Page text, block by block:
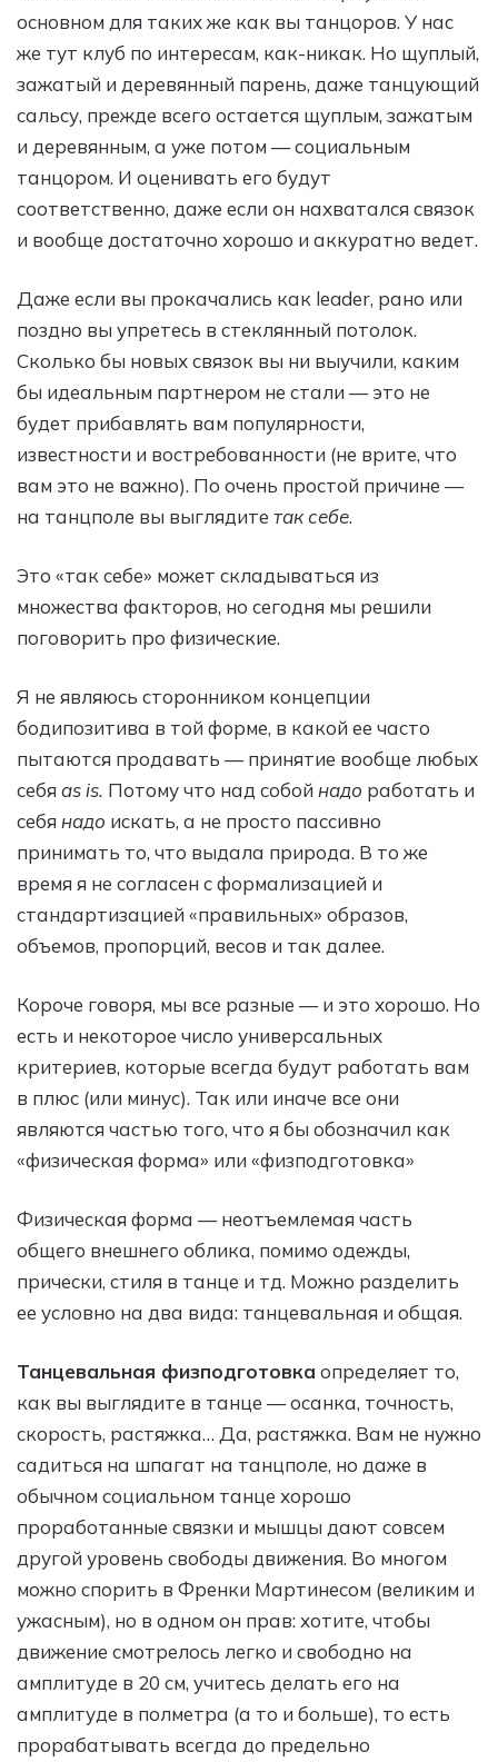
основном для таких же как вы танцоров. У нас
же тут клуб по интересам, как-никак. Но щуплый,
зажатый и деревянный парень, даже танцующий
сальсу, прежде всего остается щуплым, зажатым
и деревянным, а уже потом — социальным
танцором. И оценивать его будут
соответственно, даже если он нахватался связок
и вообще достаточно хорошо и аккуратно ведет.
Даже если вы прокачались как leader, рано или
поздно вы упретесь в стеклянный потолок.
Сколько бы новых связок вы ни выучили, каким
бы идеальным партнером не стали — это не
будет прибавлять вам популярности,
известности и востребованности (не врите, что
вам это не важно). По очень простой причине —
на танцполе вы выглядите так себе.
Это «так себе» может складываться из
множества факторов, но сегодня мы решили
поговорить про физические.
Я не являюсь сторонником концепции
бодипозитива в той форме, в какой ее часто
пытаются продавать — принятие вообще любых
себя as is. Потому что над собой надо работать и
себя надо искать, а не просто пассивно
принимать то, что выдала природа. В то же
время я не согласен с формализацией и
стандартизацией «правильных» образов,
объемов, пропорций, весов и так далее.
Короче говоря, мы все разные — и это хорошо. Но
есть и некоторое число универсальных
критериев, которые всегда будут работать вам
в плюс (или минус). Так или иначе все они
являются частью того, что я бы обозначил как
«физическая форма» или «физподготовка»
Физическая форма — неотъемлемая часть
общего внешнего облика, помимо одежды,
прически, стиля в танце и тд. Можно разделить
ее условно на два вида: танцевальная и общая.
Танцевальная физподготовка определяет то,
как вы выглядите в танце — осанка, точность,
скорость, растяжка… Да, растяжка. Вам не нужно
садиться на шпагат на танцполе, но даже в
обычном социальном танце хорошо
проработанные связки и мышцы дают совсем
другой уровень свободы движения. Во многом
можно спорить в Френки Мартинесом (великим и
ужасным), но в одном он прав: хотите, чтобы
движение смотрелось легко и свободно на
амплитуде в 20 см, учитесь делать его на
амплитуде в полметра (а то и больше), то есть
прорабатывать всегда до предельно